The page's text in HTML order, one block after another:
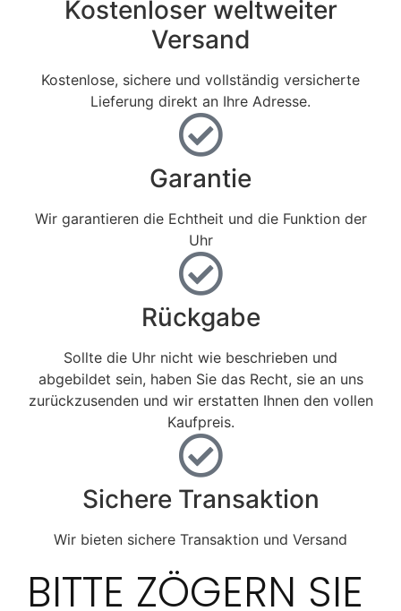
Kostenloser weltweiter
Versand
Kostenlose, sichere und vollständig versicherte
Lieferung direkt an Ihre Adresse.
Garantie
Wir garantieren die Echtheit und die Funktion der
Uhr
Rückgabe
Sollte die Uhr nicht wie beschrieben und
abgebildet sein, haben Sie das Recht, sie an uns
zurückzusenden und wir erstatten Ihnen den vollen
Kaufpreis.
Sichere Transaktion
Wir bieten sichere Transaktion und Versand
BITTE ZÖGERN SIE